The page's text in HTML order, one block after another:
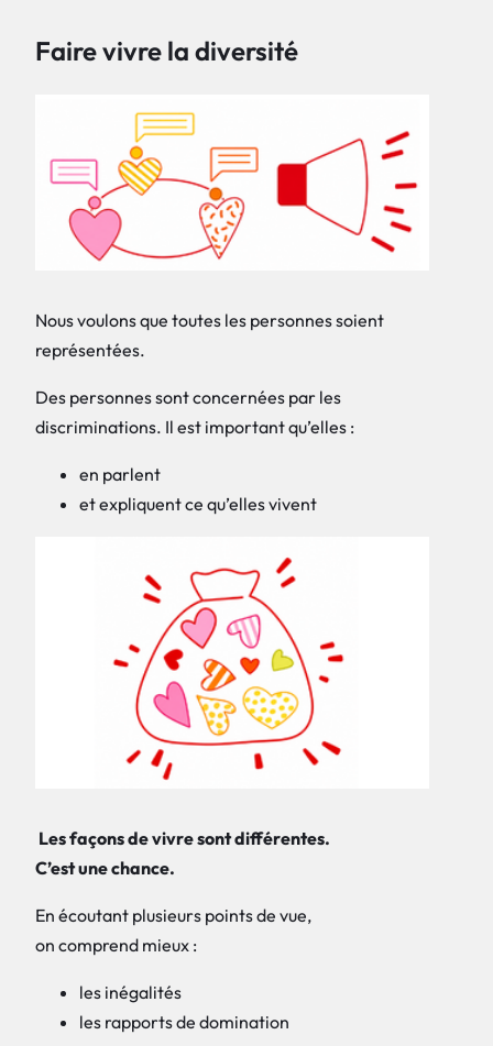
Faire vivre la diversité
Nous voulons que toutes les personnes soient
représentées.
Des personnes sont concernées par les
discriminations. Il est important qu’elles :
en parlent
et expliquent ce qu’elles vivent
Les façons de vivre sont différentes.
C’est une chance.
En écoutant plusieurs points de vue,
on comprend mieux :
les inégalités
les rapports de domination